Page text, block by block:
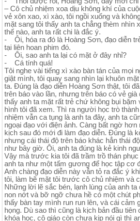
– Cô chủ nhiệm xoa dịu không khí của
vẻ xôn xao, xì xào, tôi ngồi xuống và
mặt sang tôi thấy anh ta chẳng thèm nhìn
thế nào, anh ta rất chi là đắc ý.
- Ôi, hóa ra đó là Hoàng Sơn, đạo diễn
tại liên hoan phim đó.
- Ôi, sao anh ta lại có mặt ở đây nhỉ?
- Cá tính quá!
Tôi nghe vài tiếng xì xào bàn tán của mọi
giật mình, tôi quay sang nhìn lại khuôn
ta. Đúng là đạo diễn Hoàng Sơn thật, tôi
trên báo vào lần, nhưng trên báo có vẻ
thấy anh ta mặt rất trẻ chứ không bụi bặm
hình tôi đã xem. Thì ra người học trò
nhiệm vẫn ca tụng là anh ta đây, anh ta
ngoại đạo với điện ảnh. Càng bất ngờ
kịch sau đó mới đi làm đạo diễn. Đúng là
nhưng cái thái độ trên báo khác hẳn thái
như bây giờ. Ôi, anh ta đúng là kẻ kinh
Vậy mà trước kia tôi đã trầm trồ thán
anh ta như một tấm gương để học tập cơ
Anh chàng đạo diễn này vẫn tỏ ra đắc ý
tôi, làm bẽ mặt tôi trước cô chủ nhiệm và
Những lời lẽ sắc bén, lạnh lùng của anh ta
non nớt và bỡ ngỡ chưa hề có một chút
thấy bàn tay mình run run lên, và cái cảm
họng. Dù sao thì cũng là kịch bản đầu tiên
khóa học, cô giáo còn chưa kịp nói gì thì